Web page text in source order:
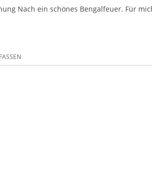
Nach ein schönes Bengalfeuer. Für